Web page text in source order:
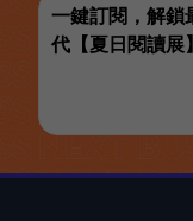
一鍵訂閱，解
代【夏日閱讀展